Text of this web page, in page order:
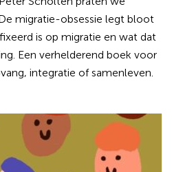
migratie-obsessie legt bloot
is op migratie en wat dat
Een verhelderend boek voor
integratie of samenleven.